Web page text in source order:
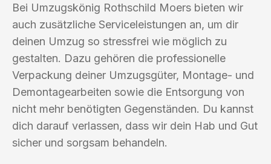
Bei Umzugskönig Rothschild Moers bieten wir
auch zusätzliche Serviceleistungen an, um dir
deinen Umzug so stressfrei wie möglich zu
gestalten. Dazu gehören die professionelle
Verpackung deiner Umzugsgüter, Montage- und
Demontagearbeiten sowie die Entsorgung von
nicht mehr benötigten Gegenständen. Du kannst
dich darauf verlassen, dass wir dein Hab und Gut
sicher und sorgsam behandeln.